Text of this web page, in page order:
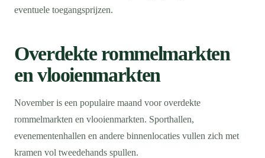
eventuele toegangsprijzen.
Overdekte rommelmarkten
en vlooienmarkten
November is een populaire maand voor overdekte
rommelmarkten en vlooienmarkten. Sporthallen,
evenementenhallen en andere binnenlocaties vullen zich met
kramen vol tweedehands spullen.